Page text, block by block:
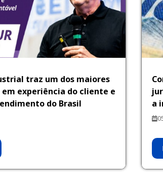
traz um dos maiores
experiência do cliente e
do Brasil
a